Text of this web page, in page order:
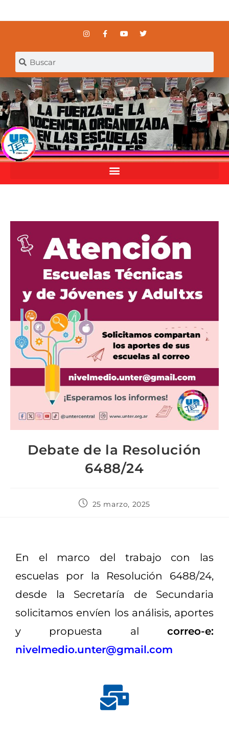
Debate de la Resolución
6488/24
25 marzo, 2025
En el marco del trabajo con las
escuelas por la Resolución 6488/24,
desde la Secretaría de Secundaria
solicitamos envíen los análisis, aportes
y propuesta al correo-e:
nivelmedio.unter@gmail.com